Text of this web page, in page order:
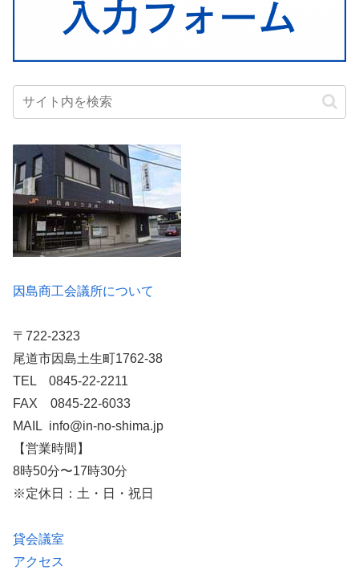
因島商工会議所について
〒722-2323
尾道市因島土生町1762-38
TEL 0845-22-2211
FAX 0845-22-6033
MAIL info@in-no-shima.jp
【営業時間】
8時50分〜17時30分
※定休日：土・日・祝日
貸会議室
アクセス